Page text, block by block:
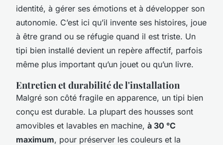
identité, à gérer ses émotions et à développer son
autonomie. C’est ici qu’il invente ses histoires, joue
à être grand ou se réfugie quand il est triste. Un
tipi bien installé devient un repère affectif, parfois
même plus important qu’un jouet ou qu’un livre.
Entretien et durabilité de l'installation
Malgré son côté fragile en apparence, un tipi bien
conçu est durable. La plupart des housses sont
amovibles et lavables en machine, à 30 °C
maximum, pour préserver les couleurs et la